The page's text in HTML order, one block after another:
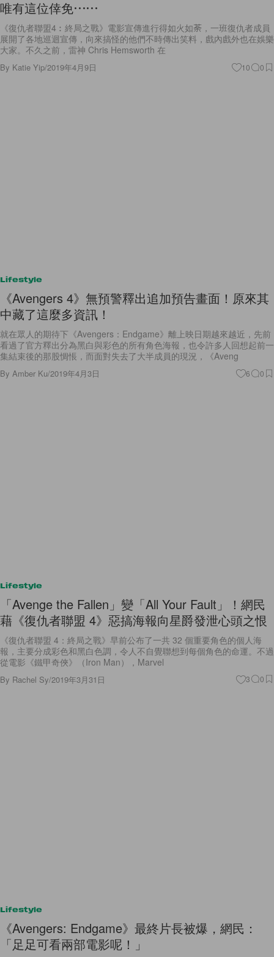
唯有這位倖免⋯⋯
《復仇者聯盟4︰終局之戰》電影宣傳進行得如火如荼，一班復仇者成員
展開了各地巡迴宣傳，向來搞怪的他們不時傳出笑料，戲內戲外也在娛樂
大家。不久之前，雷神 Chris Hemsworth 在
By Katie Yip/2019年4月9日 10 0
Lifestyle
《Avengers 4》無預警釋出追加預告畫面！原來其
中藏了這麼多資訊！
就在眾人的期待下《Avengers：Endgame》離上映日期越來越近，先前
看過了官方釋出分為黑白與彩色的所有角色海報，也令許多人回想起前一
集結束後的那股惆悵，而面對失去了大半成員的現況，《Aveng
By Amber Ku/2019年4月3日 6 0
Lifestyle
「Avenge the Fallen」變「All Your Fault」！網民
藉《復仇者聯盟 4》惡搞海報向星爵發泄心頭之恨
《復仇者聯盟 4：終局之戰》早前公布了一共 32 個重要角色的個人海
報，主要分成彩色和黑白色調，令人不自覺聯想到每個角色的命運。不過
從電影《鐵甲奇俠》（Iron Man），Marvel
By Rachel Sy/2019年3月31日 3 0
Lifestyle
《Avengers: Endgame》最終片長被爆，網民：
「足足可看兩部電影呢！」